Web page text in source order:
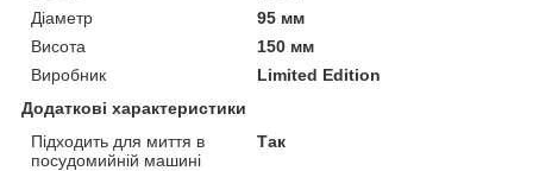
Діаметр
95 мм
Висота
150 мм
Виробник
Limited Edition
Додаткові характеристики
Підходить для миття в
посудомийній машині
Так